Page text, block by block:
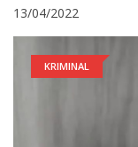
13/04/2022
KRIMINAL